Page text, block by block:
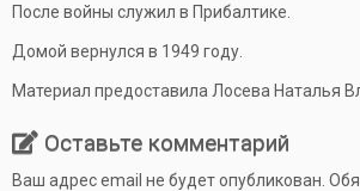
После войны служил в Прибалтике.
Домой вернулся в 1949 году.
Материал предоставила Лосева Наталья
Оставьте комментарий
Ваш адрес email не будет опубликован.